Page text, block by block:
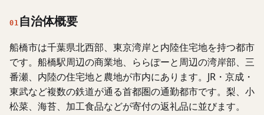
01 自治体概要
船橋市は千葉県北西部、東京湾岸と内陸住宅地を持つ都市
です。船橋駅周辺の商業地、ららぽーと周辺の湾岸部、三
番瀬、内陸の住宅地と農地が市内にあります。JR・京成・
東武など複数の鉄道が通る首都圏の通勤都市です。梨、小
松菜、海苔、加工食品などが寄付の返礼品に並びます。